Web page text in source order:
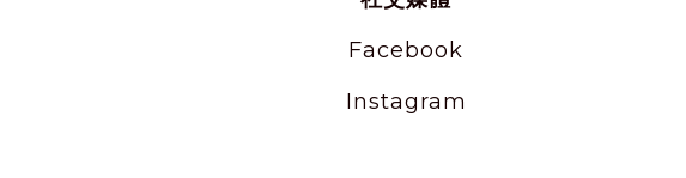
Facebook
Instagram